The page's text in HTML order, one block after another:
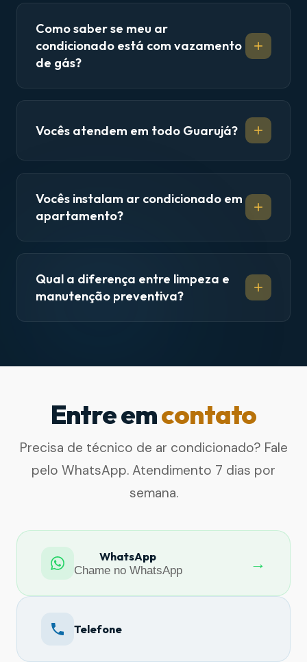
Como saber se meu ar
condicionado está com vazamento
de gás?
Vocês atendem em todo Guarujá?
Vocês instalam ar condicionado em
apartamento?
Qual a diferença entre limpeza e
manutenção preventiva?
Entre emcontato
Precisa de técnico de ar condicionado? Fale
pelo WhatsApp. Atendimento 7 dias por
semana.
WhatsApp
Chame no WhatsApp
→
Telefone